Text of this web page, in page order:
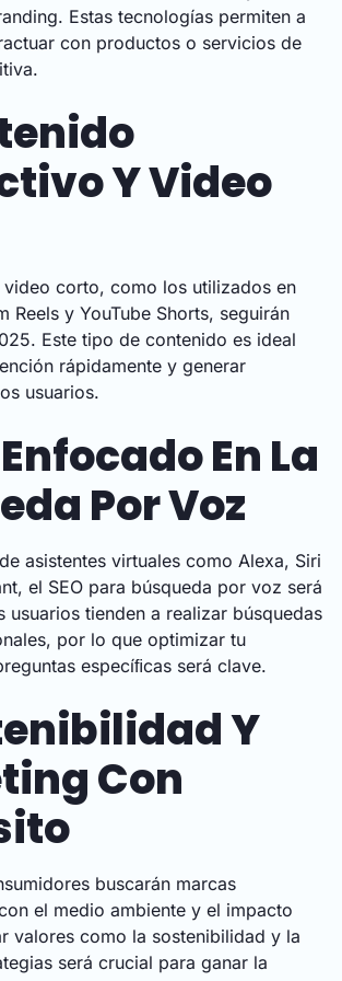
Estas tecnologías permiten a
con productos o servicios de
Y Video
corto, como los utilizados en
Reels y YouTube Shorts, seguirán
Este tipo de contenido es ideal
rápidamente y generar
usuarios.
Enfocado En La
Por Voz
asistentes virtuales como Alexa, Siri
el SEO para búsqueda por voz será
usuarios tienden a realizar búsquedas
por lo que optimizar tu
especíﬁcas será clave.
Y
Con
buscarán marcas
el medio ambiente y el impacto
valores como la sostenibilidad y la
será crucial para ganar la